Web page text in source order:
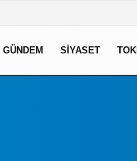
GÜNDEM SIYASET TOKI